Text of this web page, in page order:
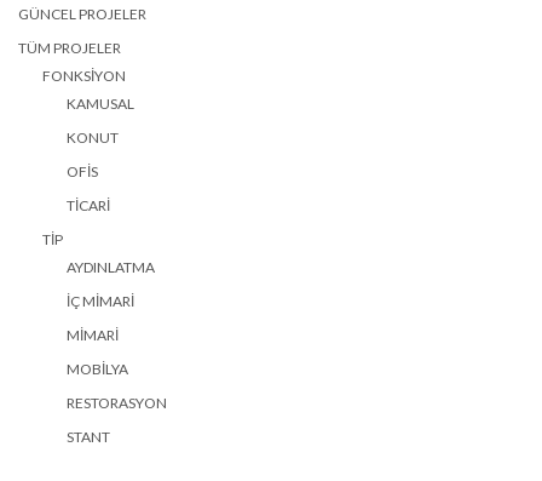
GÜNCEL PROJELER
TÜM PROJELER
FONKSIYON
KAMUSAL
KONUT
OFIS
TICARI
TIP
AYDINLATMA
İÇ MIMARI
MIMARI
MOBILYA
RESTORASYON
STANT